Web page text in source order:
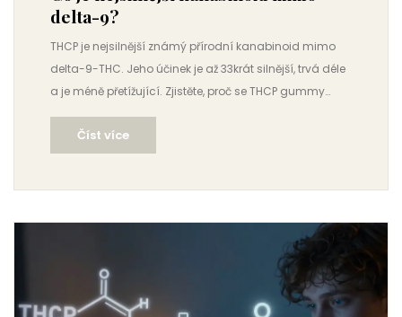
delta-9?
THCP je nejsilnější známý přírodní kanabinoid mimo
delta-9-THC. Jeho účinek je až 33krát silnější, trvá déle
a je méně přetížující. Zjistěte, proč se THCP gummy
stávají novou volbou pro zkušené uživatele.
Číst více